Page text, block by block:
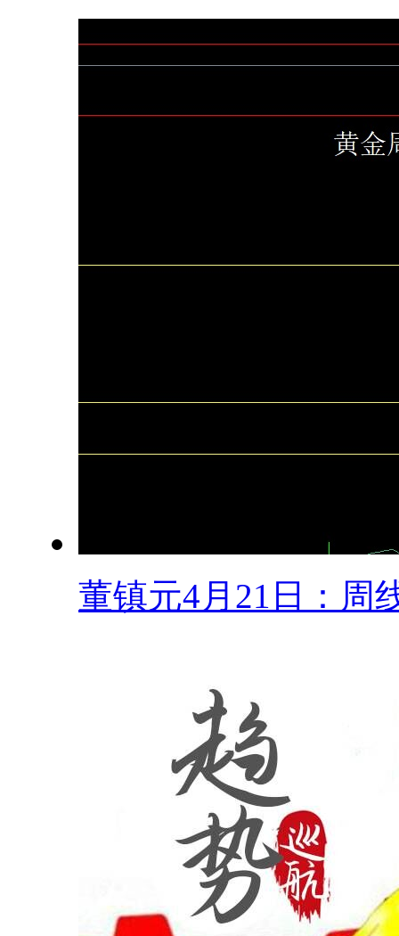
董镇元4月21日：周